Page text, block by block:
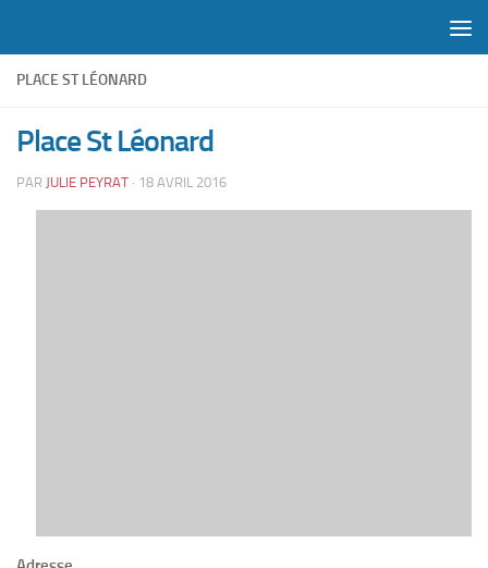
PLACE ST LÉONARD
Place St Léonard
PAR JULIE PEYRAT · 18 AVRIL 2016